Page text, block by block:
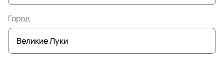
Город